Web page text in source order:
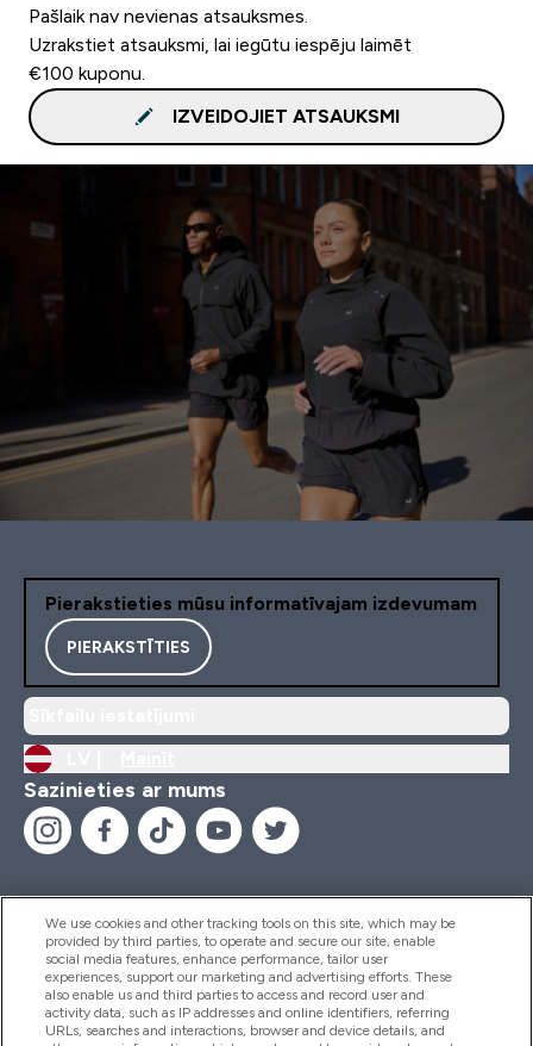
Pašlaik nav nevienas atsauksmes.
Uzrakstiet atsauksmi, lai iegūtu iespēju laimēt
€100 kuponu.
IZVEIDOJIET ATSAUKSMI
Pierakstieties mūsu informatīvajam izdevumam
PIERAKSTĪTIES
Sazinieties ar mums
Palīdzība Un Informācija
Produkti
We use cookies and other tracking tools on this site, which may be
provided by third parties, to operate and secure our site, enable
social media features, enhance performance, tailor user
experiences, support our marketing and advertising efforts. These
also enable us and third parties to access and record user and
activity data, such as IP addresses and online identifiers, referring
URLs, searches and interactions, browser and device details, and